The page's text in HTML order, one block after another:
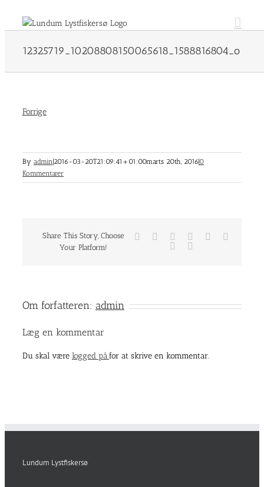
12325719_10208808150065618_1588816804_o
Forrige
By admin 2016-03-20T21:09:41+01:00marts 20th, 2016 0
Kommentarer
Share This Story, Choose
Your Platform!
Facebook
TwitterReddit LinkedIn
Tumblr
Om forfatteren: admin
Læg en kommentar
Du skal være logged påfor at skrive en kommentar.
Lundum Lystfiskersø